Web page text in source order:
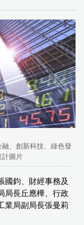
、創新科技、綠色發
計圖片
國鈞、財經事務及
局長丘應樺、行政
業局副局長張曼莉